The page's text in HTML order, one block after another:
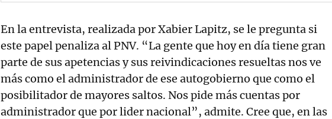
En la entrevista, realizada por Xabier Lapitz, se le pregunta si
este papel penaliza al PNV. “La gente que hoy en día tiene gran
parte de sus apetencias y sus reivindicaciones resueltas nos ve
más como el administrador de ese autogobierno que como el
posibilitador de mayores saltos. Nos pide más cuentas por
administrador que por lider nacional”, admite. Cree que, en las